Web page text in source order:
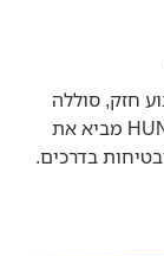
חזק, סוללה
מביא את
בדרכים.